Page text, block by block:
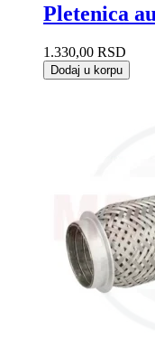
Pletenica
1.330,00 RSD
Dodaj u korpu